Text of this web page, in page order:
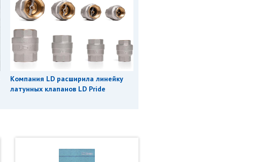
Компания LD расширила линейку
латунных клапанов LD Pride